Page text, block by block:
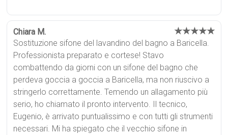
Chiara M. ★★★★★
Sostituzione sifone del lavandino del bagno a Baricella.
Professionista preparato e cortese! Stavo
combattendo da giorni con un sifone del bagno che
perdeva goccia a goccia a Baricella, ma non riuscivo a
stringerlo correttamente. Temendo un allagamento più
serio, ho chiamato il pronto intervento. Il tecnico,
Eugenio, è arrivato puntualissimo e con tutti gli strumenti
necessari. Mi ha spiegato che il vecchio sifone in